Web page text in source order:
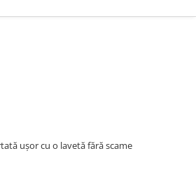
ușor cu o lavetă fără scame